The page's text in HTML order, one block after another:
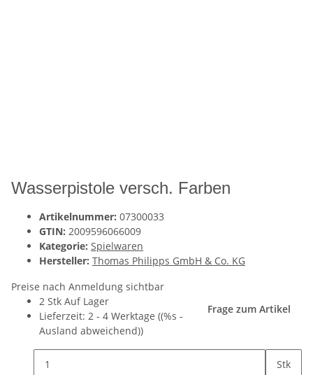
Wasserpistole versch. Farben
Artikelnummer: 07300033
GTIN: 2009596066009
Kategorie: Spielwaren
Hersteller: Thomas Philipps GmbH & Co. KG
Preise nach Anmeldung sichtbar
2 Stk Auf Lager
Lieferzeit: 2 - 4 Werktage ((%s -
Ausland abweichend))
Frage zum Artikel
Stk